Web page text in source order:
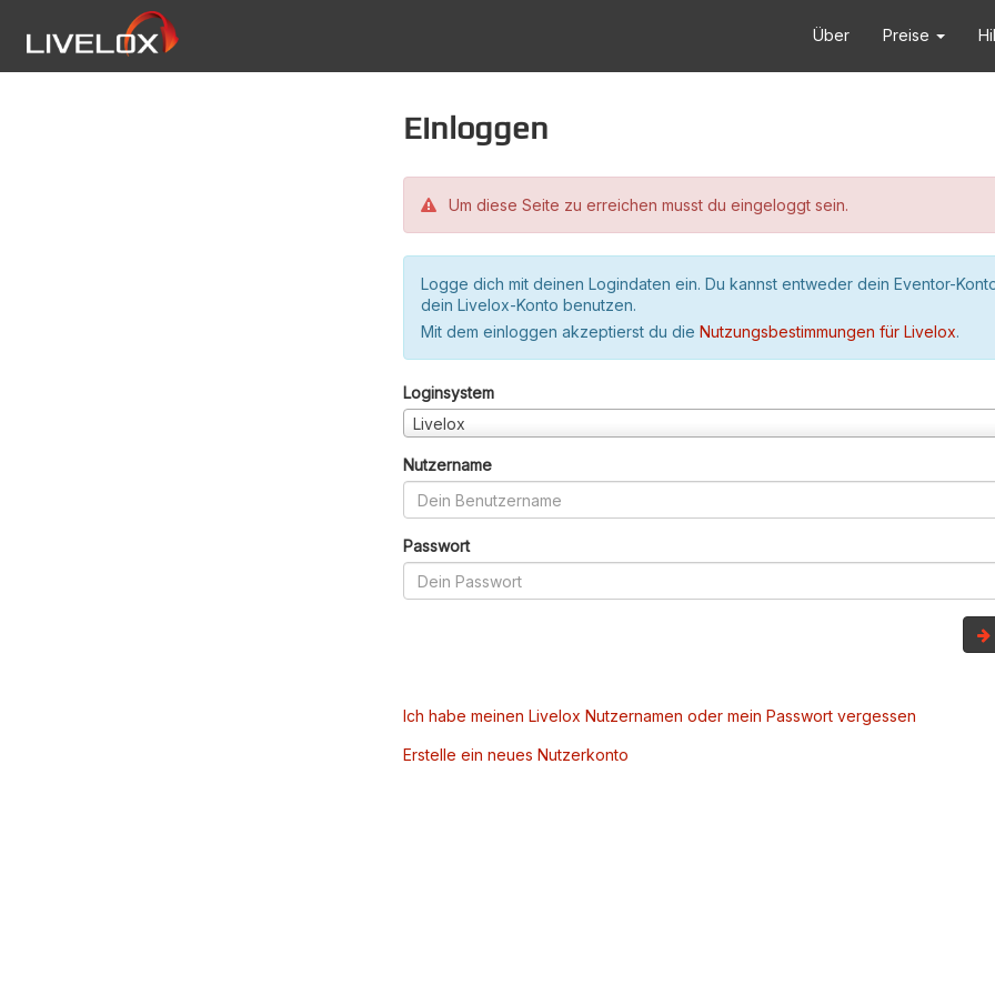
Über Preise
Einloggen
Um diese Seite zu erreichen musst du eingeloggt sein.
Logge dich mit deinen Logindaten ein. Du kannst entweder dein Eventor-
dein Livelox-Konto benutzen.
Mit dem einloggen akzeptierst du die Nutzungsbestimmungen für Livelox.
Loginsystem
Livelox
Nutzername
Passwort
Ich habe meinen Livelox Nutzernamen oder mein Passwort vergessen
Erstelle ein neues Nutzerkonto